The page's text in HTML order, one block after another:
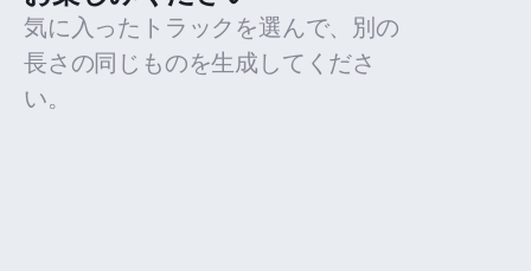
気に入ったトラックを選んで、別の
長さの同じものを生成してくださ
い。